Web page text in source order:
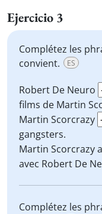
Ejercicio 3
Complétez les
convient.
ES
Robert De Neuro
films de Martin
Martin Scorcrazy
gangsters.
Martin Scorcrazy
avec Robert De
Complétez les